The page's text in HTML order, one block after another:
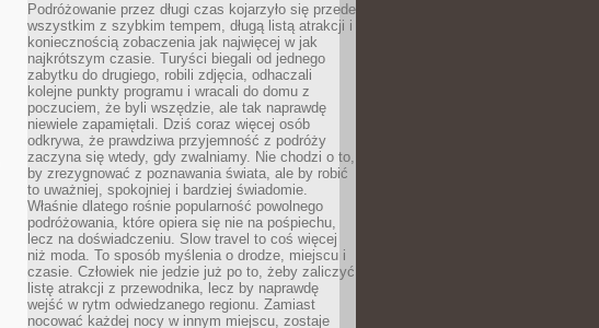
Podróżowanie przez długi czas kojarzyło się przede
wszystkim z szybkim tempem, długą listą atrakcji i
koniecznością zobaczenia jak najwięcej w jak
najkrótszym czasie. Turyści biegali od jednego
zabytku do drugiego, robili zdjęcia, odhaczali
kolejne punkty programu i wracali do domu z
poczuciem, że byli wszędzie, ale tak naprawdę
niewiele zapamiętali. Dziś coraz więcej osób
odkrywa, że prawdziwa przyjemność z podróży
zaczyna się wtedy, gdy zwalniamy. Nie chodzi o to,
by zrezygnować z poznawania świata, ale by robić
to uważniej, spokojniej i bardziej świadomie.
Właśnie dlatego rośnie popularność powolnego
podróżowania, które opiera się nie na pośpiechu,
lecz na doświadczeniu. Slow travel to coś więcej
niż moda. To sposób myślenia o drodze, miejscu i
czasie. Człowiek nie jedzie już po to, żeby zaliczyć
listę atrakcji z przewodnika, lecz by naprawdę
wejść w rytm odwiedzanego regionu. Zamiast
nocować każdej nocy w innym miejscu, zostaje